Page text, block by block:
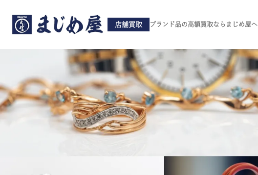
店舗買取 ブランド品の高額買取ならまじめ屋へ